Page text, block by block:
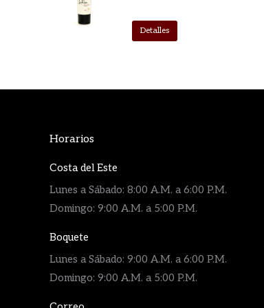
Detalles
Horarios
Costa del Este
Lunes a Sábado: 8:00 A.M. a 6:00 P.M.
Domingo: 9:00 A.M. a 5:00 P.M.
Boquete
Lunes a Sábado: 9:00 A.M. a 6:00 P.M.
Domingo: 9:00 A.M. a 5:00 P.M.